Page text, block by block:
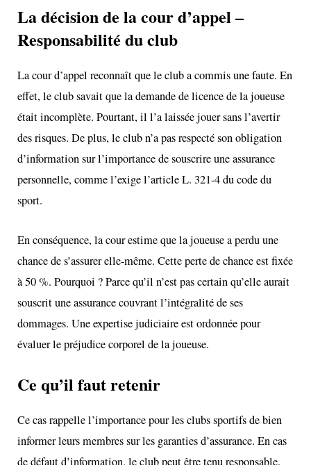
La décision de la cour d’appel –
Responsabilité du club
Lacour d’appel reconnaît que le club a commis une faute. En
effet, le club savait que la demande de licence de la joueuse
était incomplète. Pourtant, il l’a laissée jouer sans l’avertir
des risques. De plus, le club n’a pas respecté son obligation
d’information sur l’importance de souscrire une assurance
personnelle, comme l’exige l’article L. 321-4 du code du
sport.
En conséquence, la cour estime que la joueuse a perdu une
chance de s’assurer elle-même. Cette perte de chance est fixée
à 50 %. Pourquoi ? Parce qu’il n’est pas certain qu’elle aurait
souscrit une assurance couvrant l’intégralité de ses
dommages. Une expertise judiciaire est ordonnée pour
évaluer le préjudice corporel de la joueuse.
Ce qu’il faut retenir
Ce cas rappelle l’importance pour les clubs sportifs de bien
informer leurs membres sur les garanties d’assurance. En cas
de défaut d’information, le club peut être tenu responsable.